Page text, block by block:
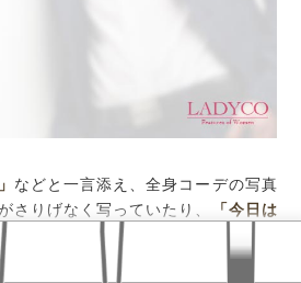
などと一言添え、全身コーデの写真
さりげなく写っていたり、
「今日は
などと一言添え、洗面台の鏡に映る
の所に置いてあるブランド品のヘア
おすすめ記事